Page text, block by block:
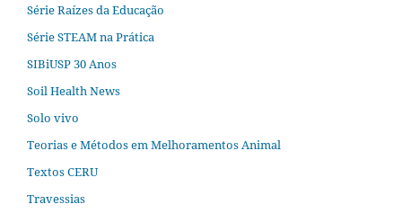
Série Raízes da Educação
Série STEAM na Prática
SIBiUSP 30 Anos
Soil Health News
Solo vivo
Teorias e Métodos em Melhoramentos Animal
Textos CERU
Travessias